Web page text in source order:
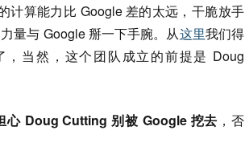
计算能力比 Google 差的太远，干脆放手
量与 Google 掰一下手腕。从这里我们得
，当然，这个团队成立的前提是 Doug
心 Doug Cutting 别被 Google 挖去 ，否